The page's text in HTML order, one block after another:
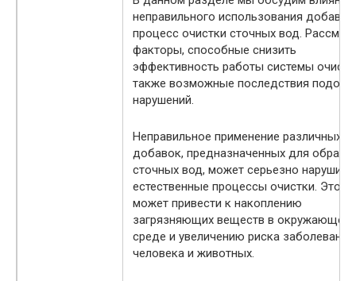
неправильного использования
процесс очистки сточных вод.
факторы, способные снизить
эффективность работы системы
также возможные последствия
нарушений.
Неправильное применение различных
добавок, предназначенных для
сточных вод, может серьезно нарушить
естественные процессы очистки. Это
может привести к накоплению
загрязняющих веществ в окружающей
среде и увеличению риска заболеваний
человека и животных.